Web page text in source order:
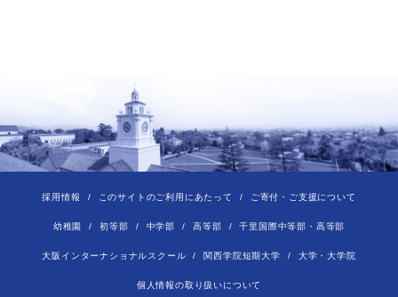
採用情報 このサイトのご利用にあたって ご寄付・ご支援について
幼稚園 初等部 中学部 高等部 千里国際中等部・高等部
大阪インターナショナルスクール 関西学院短期大学 大学・大学院
個人情報の取り扱いについて